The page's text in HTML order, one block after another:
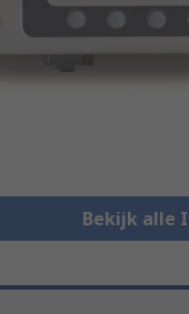
Bekijk alle